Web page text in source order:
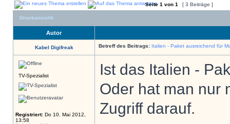
Seite 1 von 1 [ 3 Beiträge ]
Druckansicht
Autor
Kabel Digifreak Betreff des Beitrags: Italien - Paket ausreichend für
TV-Spezialist
Registriert: Do 10. Mai 2012,
13:58
Ist das Italien -
Oder hat man nur
Zugriff darauf.